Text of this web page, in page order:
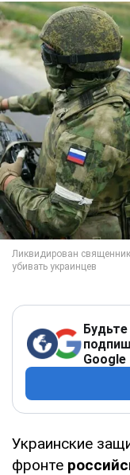
Google
Украинские
фронте